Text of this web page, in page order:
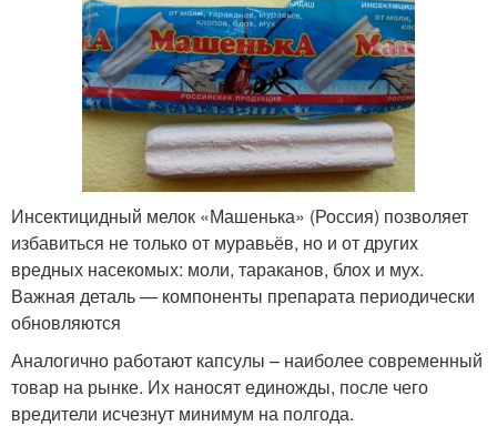
Инсектицидный мелок «Машенька» (Россия) позволяет
избавиться не только от муравьёв, но и от других
вредных насекомых: моли, тараканов, блох и мух.
Важная деталь — компоненты препарата периодически
обновляются
Аналогично работают капсулы – наиболее современный
товар на рынке. Их наносят единожды, после чего
вредители исчезнут минимум на полгода.